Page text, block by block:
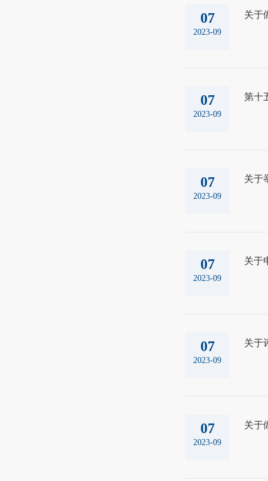
07
2023-09
关于
07
2023-09
第十
07
2023-09
关于
07
2023-09
关于
07
2023-09
关于
07
2023-09
关于